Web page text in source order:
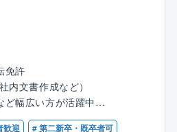
小規模マンションから2,000
型マンション、
も及ぶ超高級マンション等、
価値の維持・向上に携われる
プの管理会社である同社だか
ンション供給戸数全国トップ
に入社後、まずは管理業務主
ます。
実おりますのでご安心くださ
手当多数
合や不動産を所有されている
管理業務の他、建物資産価値
いただきます。
として、総会や理事会の運営
等の提案、管理ルールの整
免許
内文書作成など）
幅広い方が活躍中
歓迎
# 第二新卒・既卒者可